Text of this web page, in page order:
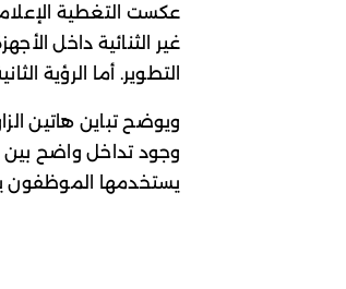
عكست التغطية
غير الثنائية داخل
التطوير. أما الرؤية
ويوضح تباين هاتين
وجود تداخل واضح بين
يستخدمها الموظفون